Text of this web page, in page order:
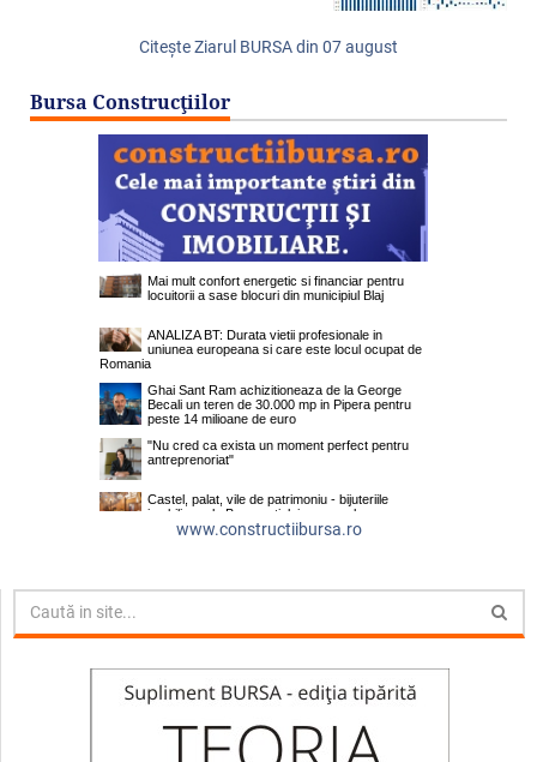
Citeşte Ziarul BURSA din 07 august
Bursa Construcţiilor
www.constructiibursa.ro